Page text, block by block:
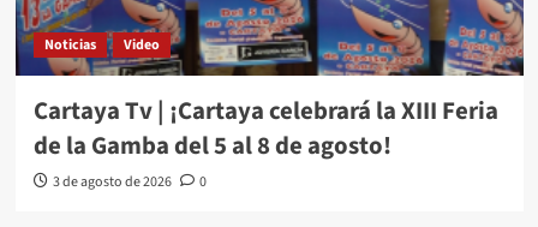
Noticias Video
Cartaya Tv | ¡Cartaya celebrará la XIII Feria
de la Gamba del 5 al 8 de agosto!
3 de agosto de 2026 0